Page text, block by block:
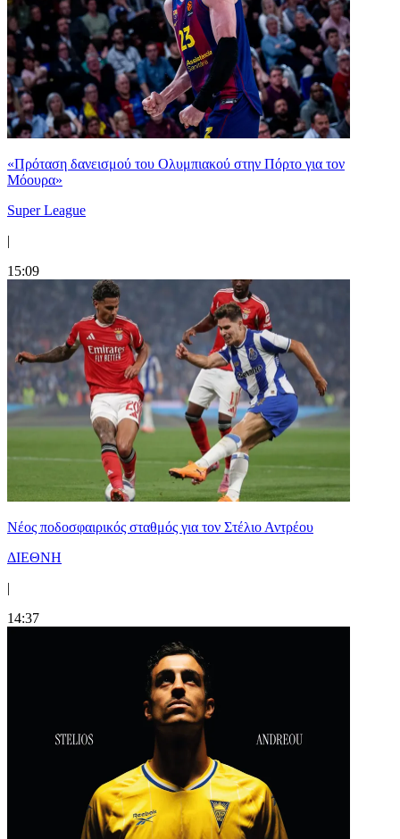
«Πρόταση δανεισμού του Ολυμπιακού στην Πόρτο για τον
Μόουρα»
Super League
|
15:09
Νέος ποδοσφαιρικός σταθμός για τον Στέλιο Αντρέου
ΔΙΕΘΝΗ
|
14:37